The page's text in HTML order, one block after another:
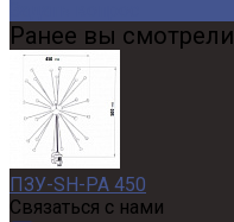
Ранее вы смотрели
ПЗУ-SH-PA 450
Связаться с нами